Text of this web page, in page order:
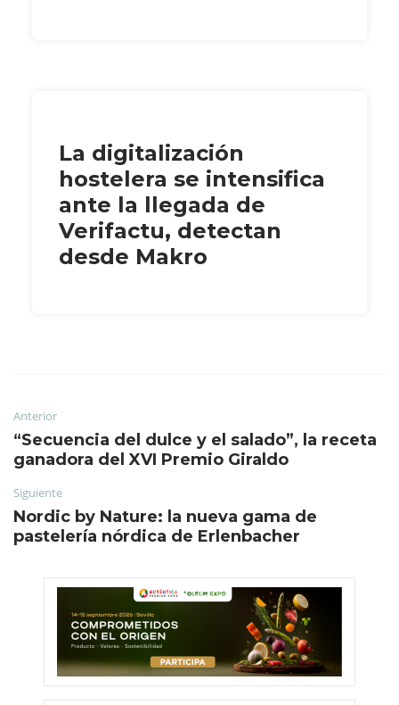
La digitalización
hostelera se intensifica
ante la llegada de
Verifactu, detectan
desde Makro
Anterior
“Secuencia del dulce y el salado”, la receta
ganadora del XVI Premio Giraldo
Siguiente
Nordic by Nature: la nueva gama de
pastelería nórdica de Erlenbacher